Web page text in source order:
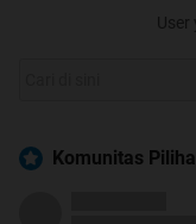
User
Komunitas